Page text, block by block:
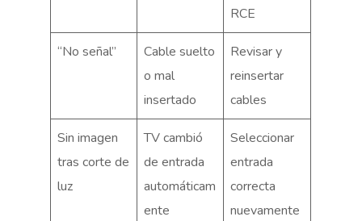
RCE
“No señal”
Cable suelto
o mal
insertado
Revisar y
reinsertar
cables
Sin imagen
tras corte de
luz
TV cambió
de entrada
automáticam
ente
Seleccionar
entrada
correcta
nuevamente